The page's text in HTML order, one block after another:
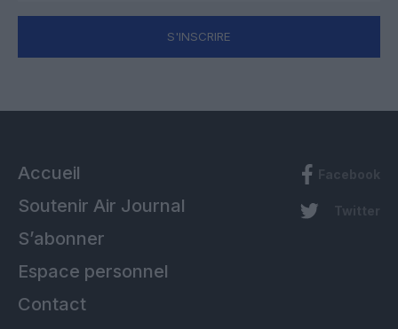
S'INSCRIRE
Accueil
Soutenir Air Journal
S’abonner
Espace personnel
Contact